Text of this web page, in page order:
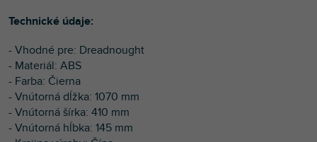
Technické údaje:
- Vhodné pre: Dreadnought
- Materiál: ABS
- Farba: Čierna
- Vnútorná dĺžka: 1070 mm
- Vnútorná šírka: 410 mm
- Vnútorná hĺbka: 145 mm